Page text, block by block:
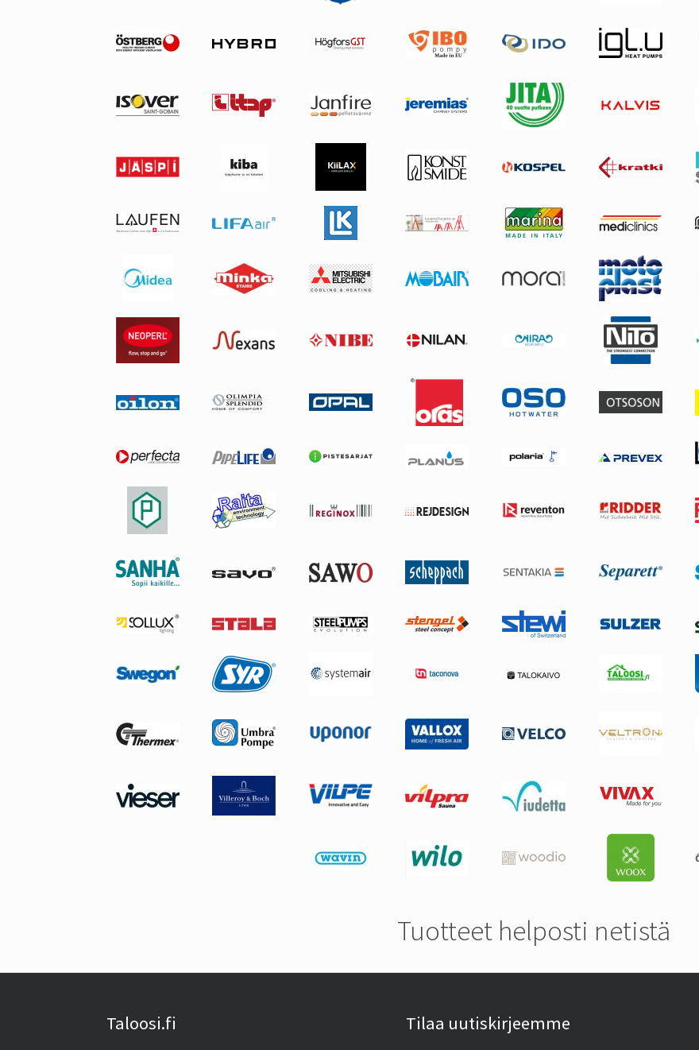
Tuotteet helposti netistä
Taloosi.fi Tilaa uutiskirjeemme